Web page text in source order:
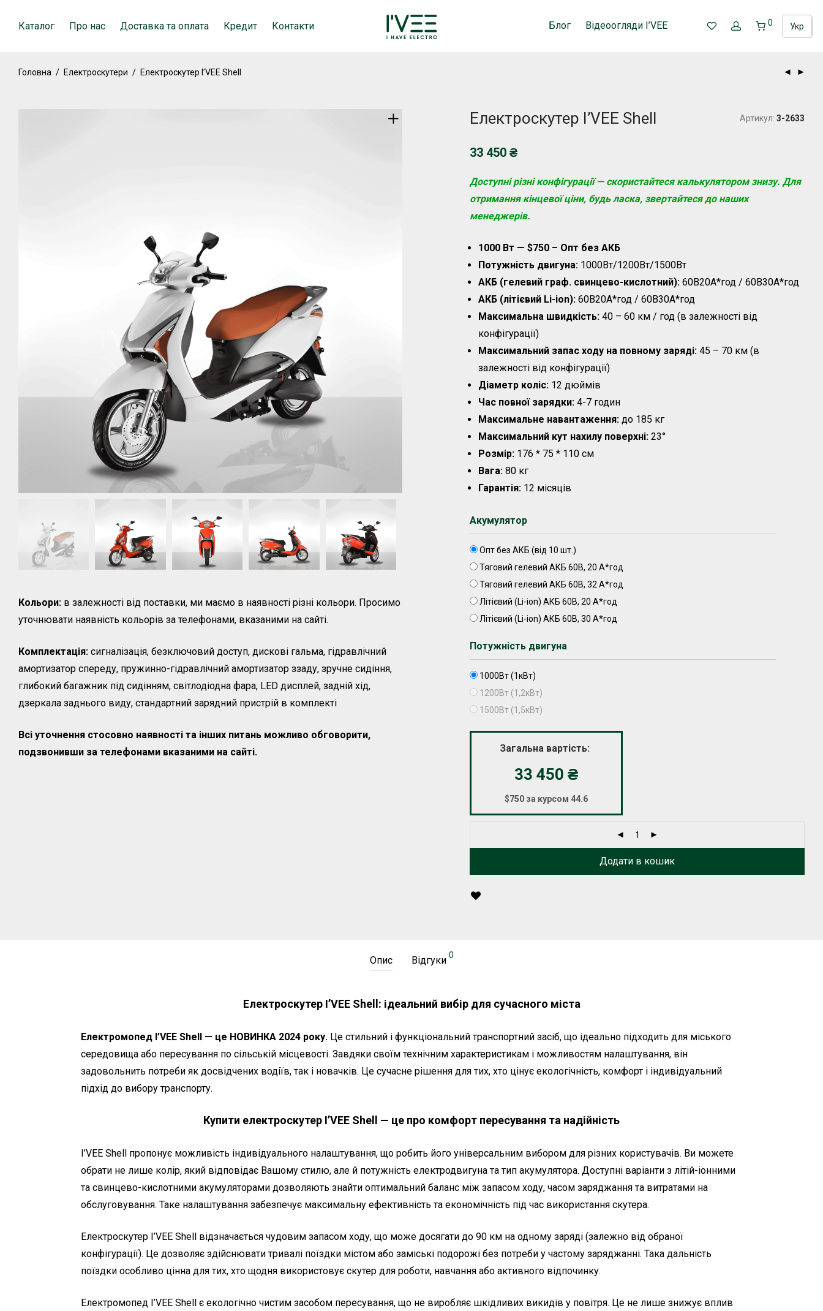
Каталог Про нас Доставка та оплата Кредит Контакти Блог Відеоогляди I’VEE 0 Укр
Рос
Головна / Електроскутери / Електроскутер I’VEE Shell
Кольори: в залежності від поставки, ми маємо в наявності різні кольори. Просимо
уточнювати наявність кольорів за телефонами, вказаними на сайті.
Комплектація: сигналізація, безключовий доступ, дискові гальма, гідравлічний
амортизатор спереду, пружинно-гідравлічний амортизатор ззаду, зручне сидіння,
глибокий багажник під сидінням, світлодіодна фара, LED дисплей, задній хід,
дзеркала заднього виду, стандартний зарядний пристрій в комплекті
Всі уточнення стосовно наявності та інших питань можливо обговорити,
подзвонивши за телефонами вказаними на сайті.
Електроскутер I’VEE Shell Артикул: 3-2633
33 450 ₴
Доступні різні конфігурації — скористайтеся калькуляторомзнизу. Для
отримання кінцевої ціни, будь ласка, звертайтеся до наших
менеджерів.
1000 Вт — $750 – Опт без АКБ
Потужність двигуна: 1000Вт/1200Вт/1500Вт
АКБ (гелевий граф. свинцево-кислотний): 60В20А*год / 60В30А*год
АКБ (літієвий Li-ion): 60В20А*год / 60В30А*год
Максимальна швидкість: 40 – 60 км / год (в залежності від
конфігурації)
Максимальний запас ходу на повному заряді: 45 – 70 км (в
залежності від конфігурації)
Діаметр коліс: 12 дюймів
Час повної зарядки: 4-7 годин
Максимальне навантаження: до 185 кг
Максимальний кут нахилу поверхні: 23°
Розмір: 176 * 75 * 110 см
Вага: 80 кг
Гарантія: 12 місяців
Акумулятор
Опт без АКБ (від 10 шт.)
Тяговий гелевий АКБ 60В, 20 А*год
Тяговий гелевий АКБ 60В, 32 А*год
Літієвий (Li-ion) АКБ 60В, 20 А*год
Літієвий (Li-ion) АКБ 60В, 30 А*год
Потужність двигуна
1000Вт (1кВт)
1200Вт (1,2кВт)
1500Вт (1,5кВт)
Загальна вартість:
33 450 ₴
$750 за курсом 44.6
Додати в кошик
Опис Відгуки 0
Електроскутер I’VEE Shell: ідеальний вибір для сучасного міста
Електромопед I’VEE Shell — це НОВИНКА 2024 року. Це стильний і функціональний транспортний засіб, що ідеально підходить для міського
середовища або пересування по сільській місцевості. Завдяки своїм технічним характеристикам і можливостям налаштування, він
задовольнить потреби як досвідчених водіїв, так і новачків. Це сучасне рішення для тих, хто цінує екологічність, комфорт і індивідуальний
підхід до вибору транспорту.
Купити електроскутер I’VEE Shell — це про комфорт пересування та надійність
I’VEE Shell пропонує можливість індивідуального налаштування, що робить його універсальним вибором для різних користувачів. Ви можете
обрати не лише колір, який відповідає Вашому стилю, але й потужність електродвигуна та тип акумулятора. Доступні варіанти з літій-іонними
та свинцево-кислотними акумуляторами дозволяють знайти оптимальний баланс між запасом ходу, часом заряджання та витратами на
обслуговування. Таке налаштування забезпечує максимальну ефективність та економічність під час використання скутера.
Електроскутер I’VEE Shell відзначається чудовим запасом ходу, що може досягати до 90 км на одному заряді (залежно від обраної
конфігурації). Це дозволяє здійснювати тривалі поїздки містом або заміські подорожі без потреби у частому заряджанні. Така дальність
поїздки особливо цінна для тих, хто щодня використовує скутер для роботи, навчання або активного відпочинку.
Електромопед I’VEE Shell є екологічно чистим засобом пересування, що не виробляє шкідливих викидів у повітря. Це не лише знижує вплив